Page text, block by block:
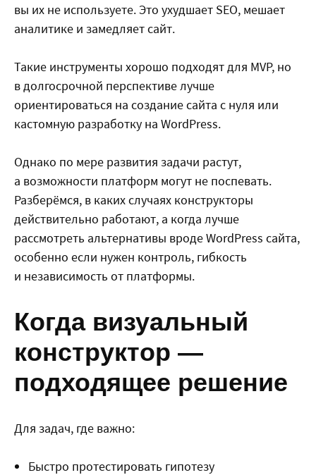
вы их не используете. Это ухудшает SEO, мешает
аналитике и замедляет сайт.
Такие инструменты хорошо подходят для MVP, но
в долгосрочной перспективе лучше
ориентироваться на создание сайта с нуля или
кастомную разработку на WordPress.
Однако по мере развития задачи растут,
а возможности платформ могут не поспевать.
Разберёмся, в каких случаях конструкторы
действительно работают, а когда лучше
рассмотреть альтернативы вроде WordPress сайта,
особенно если нужен контроль, гибкость
и независимость от платформы.
Когда визуальный
конструктор —
подходящее решение
Для задач, где важно:
Быстро протестировать гипотезу